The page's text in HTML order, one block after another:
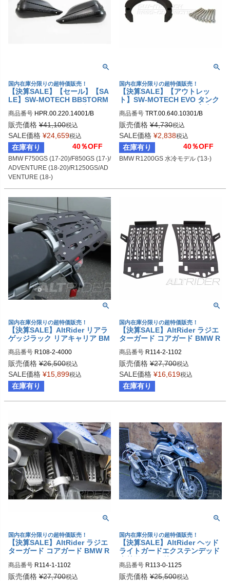
国内在庫分限りの超特価販売！
【決算SALE】【セール】【SA
LE】SW-MOTECH BBSTORM
マウントタイプ) BMW F750G
S/F850GS/R1250GS
商品番号 HPR.00.220.14001/B
sw_HPR_00_220_14001B
販売価格 ¥41,100税込
SALE価格 ¥24,659税込
在庫有り 40％OFF
BMW F750GS (17-20)/F850GS (17-)/
ADVENTURE (18-20)/R1250GS/AD
VENTURE (18-)
国内在庫分限りの超特価販売！
【決算SALE】【アウトレッ
ト】SW-MOTECH EVO タンク
デル ('13-)
商品番号 TRT.00.640.10301/B
sw_TRT_00_640_10301B
販売価格 ¥4,730税込
SALE価格 ¥2,838税込
在庫有り 40％OFF
BMW R1200GS 水冷モデル ('13-)
国内在庫分限りの超特価販売！
【決算SALE】AltRider リアラ
ゲッジラック リアキャリア BM
商品番号 R108-2-4000
販売価格 ¥26,500税込
SALE価格 ¥15,899税込
在庫有り
国内在庫分限りの超特価販売！
【決算SALE】AltRider ラジエ
ターガード コアガード BMW R
商品番号 R114-2-1102
販売価格 ¥27,700税込
SALE価格 ¥16,619税込
在庫有り
国内在庫分限りの超特価販売！
【決算SALE】AltRider ラジエ
ターガード コアガード BMW R
商品番号 R114-1-1102
販売価格 ¥27,700税込
国内在庫分限りの超特価販売！
【決算SALE】AltRider ヘッド
ライトガードエクステンデッド
クリアシールド BMW R1200G
S LC
商品番号 R113-0-1125
販売価格 ¥25,500税込